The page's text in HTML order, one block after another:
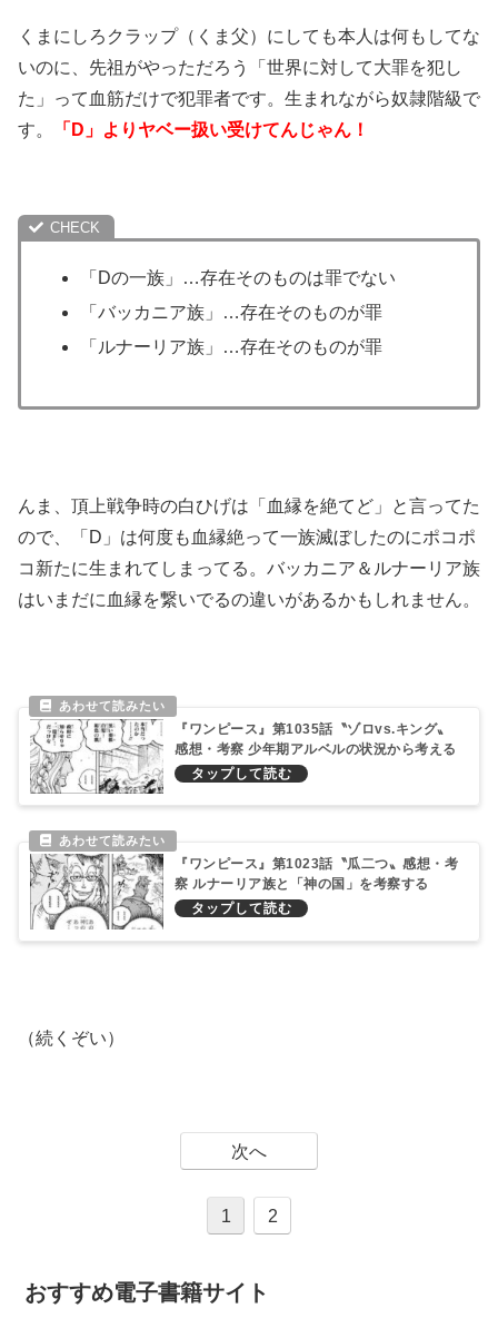
くまにしろクラップ（くま父）にしても本人は何もしてな
いのに、先祖がやっただろう「世界に対して大罪を犯し
た」って血筋だけで犯罪者です。生まれながら奴隷階級で
す。
「D」よりヤベー扱い受けてんじゃん！
「Dの一族」…存在そのものは罪でない
「バッカニア族」…存在そのものが罪
「ルナーリア族」…存在そのものが罪
んま、頂上戦争時の白ひげは「血縁を絶てど」と言ってた
ので、「D」は何度も血縁絶って一族滅ぼしたのにポコポ
コ新たに生まれてしまってる。バッカニア＆ルナーリア族
はいまだに血縁を繋いでるの違いがあるかもしれません。
『ワンピース』第1035話〝ゾロvs.キング〟
感想・考察 少年期アルベルの状況から考える
ルナーリア族
『ワンピース』第1023話〝瓜二つ〟感想・考
察 ルナーリア族と「神の国」を考察する
（続くぞい）
次へ
1 2
おすすめ電子書籍サイト